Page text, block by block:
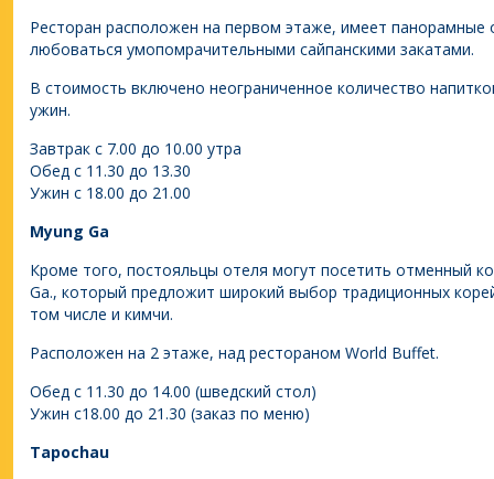
Ресторан расположен на первом этаже, имеет панорамные
любоваться умопомрачительными сайпанскими закатами.
В стоимость включено неограниченное количество
ужин.
Завтрак с 7.00 до 10.00 утра
Обед с 11.30 до 13.30
Ужин с 18.00 до 21.00
Myung Ga
Кроме того, постояльцы отеля могут посетить отменный
Ga., который предложит широкий выбор традиционных
том числе и кимчи.
Расположен на 2 этаже, над рестораном World Buffet.
Обед с 11.30 до 14.00 (шведский стол)
Ужин с18.00 до 21.30 (заказ по меню)
Tapochau